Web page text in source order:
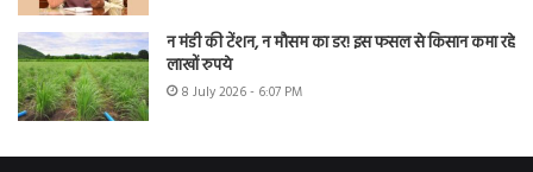
न मंडी की टेंशन, न मौसम का डर! इस फसल से किसान कमा रहे
लाखों रुपये
8 July 2026 - 6:07 PM